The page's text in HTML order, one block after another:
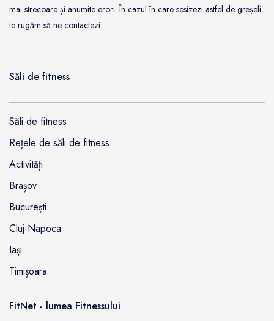
mai strecoare și anumite erori. În cazul în care sesizezi astfel de greșeli
te rugăm să ne contactezi.
Săli de fitness
Săli de fitness
Rețele de săli de fitness
Activități
Brașov
București
Cluj-Napoca
Iași
Timișoara
FitNet - lumea Fitnessului